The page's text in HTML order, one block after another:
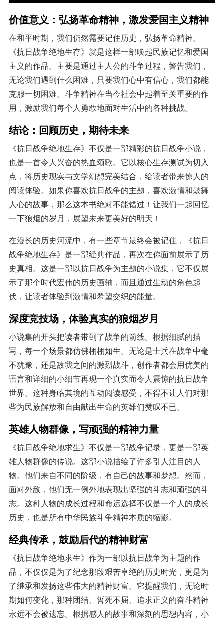
价值意义：弘扬革命精神，激发爱国主义精神
在和平时期，我们仍然需要记住历史，弘扬革命精神。
《抗日战争绝地生存》就是这样一部唤起民族记忆和爱国
主义的作品。主要是通过主人公的斗争过程，警告我们，
无论我们遇到什么困难，只要我们心中有信心，我们都能
克服一切困难。斗争精神在当今社会中起着至关重要的作
用，激励我们每个人勇敢地面对生活中的各种挑战。
结论：回顾历史，期待未来
《抗日战争绝地生存》不仅是一部精彩的抗日战争小说，
也是一首令人兴奋的热血颂歌。它以核心生存测试为切入
点，将历史现实与文学幻想完美结合，给读者带来惊人的
阅读体验。如果你喜欢抗日战争的主题，喜欢激情和鼓舞
人心的故事，那么这本书绝对不能错过！让我们一起回忆
一下狼烟的岁月，展望未来更美好的明天！
在漫长的历史河流中，有一些章节最终会被记住，《抗日
战争绝地生存》是一部经典作品，再次在你面前展示了历
史真相。这是一部以抗日战争为主题的小说集，它不仅展
示了那个时代宏伟的历史画轴，而且通过生动的角色起
伏，让读者体验到激情和希望交织的能量。
深度竞技场，体验真实的狼烟岁月
小说集的开头把读者带到了战争的前线。根据细腻的描
写，每一个场景都仿佛栩栩如生。无论是士兵在战争中毫
不犹豫，还是敌我之间的激烈战斗，创作者都会用优美的
语言和详细的小细节再现一个真实而令人震惊的抗日战争
世界。这种身临其境的互动阅读感受，不得不让人们对那
些为民族解放和自由献出生命的英雄们赞叹不已。
英雄人物群像，写顽强的精神力量
《抗日战争绝地求生》不仅是一部战争记录，更是一部英
雄人物群像的传说。这部小说描绘了许多引人注目的人
物。他们来自不同的阶级，有自己的故事和梦想。然而，
面对外敌，他们无一例外地表现出坚强的斗志和顽强的斗
志。这种人物的成长过程和命运选择不仅是一个人的成长
历史，也是所有中华民族斗争精神本质的缩影。
经典传承，鼓励后代的精神财富
《抗日战争绝地求生》作为一部以抗日战争为主题的作
品，不仅仅是为了纪念那段艰苦卓绝的历史时光，更是为
了继承和发扬这些伟大的精神财富。它提醒我们，无论时
期如何变化，那种团结、誓死不屈、追求正义的奋斗精神
永远不会被遗忘。根据感人的故事和深刻的思想内容，小